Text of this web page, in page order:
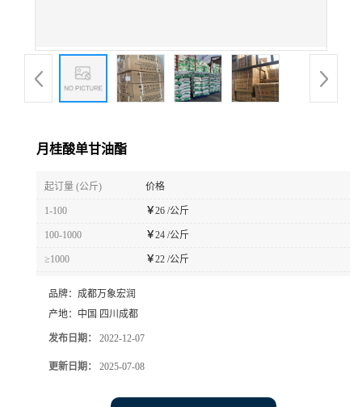
月桂酸单甘油酯
起订量 (公斤) 价格
1-100 ￥26 /公斤
100-1000 ￥24 /公斤
≥1000 ￥22 /公斤
品牌： 成都万象宏润
产地： 中国 四川成都
发布日期： 2022-12-07
更新日期： 2025-07-08